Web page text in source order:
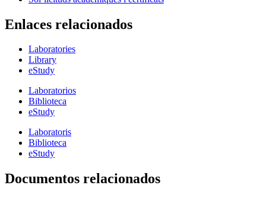
Enlaces relacionados
Laboratories
Library
eStudy
Laboratorios
Biblioteca
eStudy
Laboratoris
Biblioteca
eStudy
Documentos relacionados